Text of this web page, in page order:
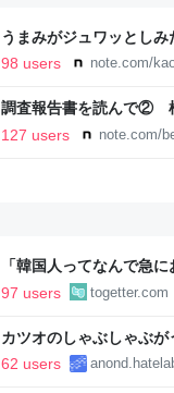
うまみがジュワッとし
98 users
note.com/
調査報告書を読んで②
事故遺族メモ
127 users note.com/
「韓国人ってなんで急
うに見える」韓国から実
97 users togetter.com
カツオのしゃぶしゃぶが
62 users